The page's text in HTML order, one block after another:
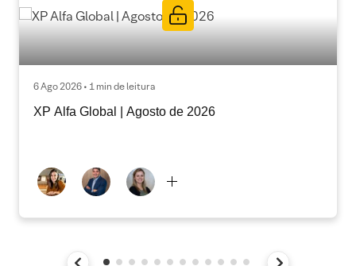
6 Ago 2026 • 1 min de leitura
XP Alfa Global | Agosto de 2026